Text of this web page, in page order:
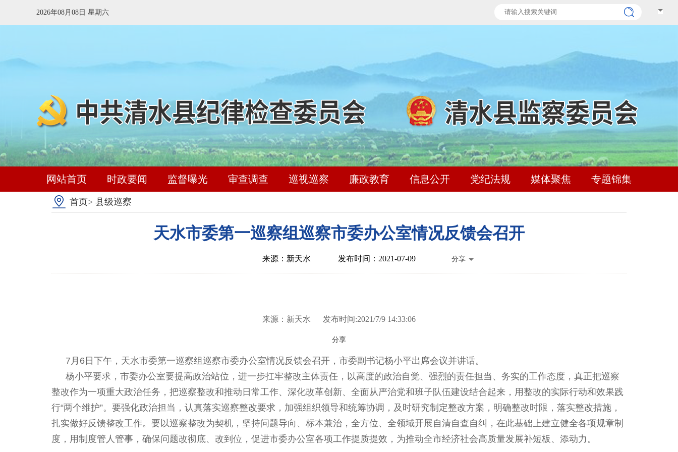
2026年08月08日 星期六
网站首页 时政要闻 监督曝光 审查调查 巡视巡察 廉政教育 信息公开 党纪法规 媒体聚焦 专题锦集
首页> 县级巡察
天水市委第一巡察组巡察市委办公室情况反馈会召开
来源：新天水 发布时间：2021-07-09 分享
来源：新天水 发布时间:2021/7/9 14:33:06
分享
7月6日下午，天水市委第一巡察组巡察市委办公室情况反馈会召开，市委副书记杨小平出席会议并讲话。
杨小平要求，市委办公室要提高政治站位，进一步扛牢整改主体责任，以高度的政治自觉、强烈的责任担当、务实的工作态度，真正把巡察
整改作为一项重大政治任务，把巡察整改和推动日常工作、深化改革创新、全面从严治党和班子队伍建设结合起来，用整改的实际行动和效果践
行“两个维护”。要强化政治担当，认真落实巡察整改要求，加强组织领导和统筹协调，及时研究制定整改方案，明确整改时限，落实整改措施，
扎实做好反馈整改工作。要以巡察整改为契机，坚持问题导向、标本兼治，全方位、全领域开展自清自查自纠，在此基础上建立健全各项规章制
度，用制度管人管事，确保问题改彻底、改到位，促进市委办公室各项工作提质提效，为推动全市经济社会高质量发展补短板、添动力。